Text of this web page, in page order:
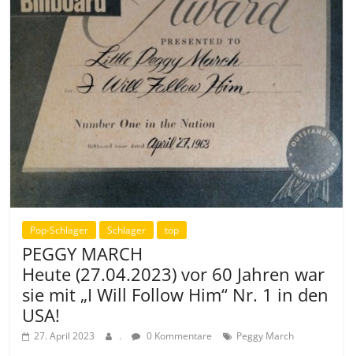
Pop-Schlager Schlager top
PEGGY MARCH
Heute (27.04.2023) vor 60 Jahren war
sie mit „I Will Follow Him“ Nr. 1 in den
USA!
27. April 2023 . 0 Kommentare Peggy March